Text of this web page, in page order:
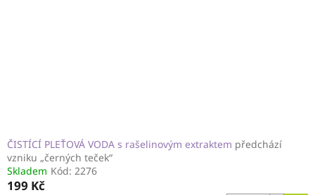
ČISTÍCÍ PLEŤOVÁ VODA s rašelinovým extraktem předchází
vzniku „černých teček“
Skladem Kód: 2276
199 Kč